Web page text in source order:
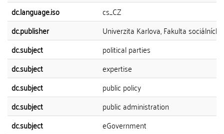
dc.language.iso
cs_CZ
dc.publisher
Univerzita Karlova, Fakulta sociálních
dc.subject
political parties
dc.subject
expertise
dc.subject
public policy
dc.subject
public administration
dc.subject
eGovernment